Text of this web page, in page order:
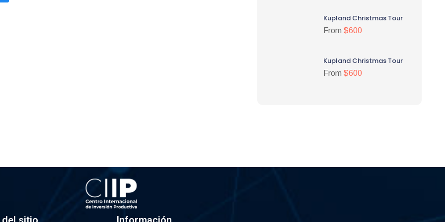
Kupland Christmas Tour
From$600
Kupland Christmas Tour
From$600